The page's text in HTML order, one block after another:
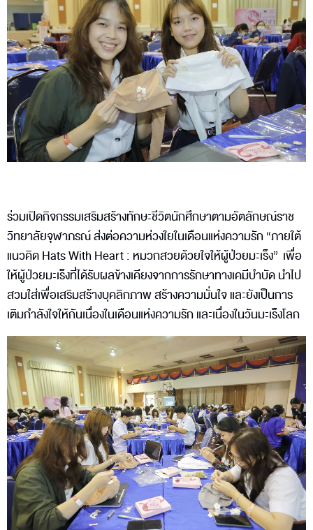
ร่วมเปิดกิจกรรมเสริมสร้างทักษะชีวิตนักศึกษาตามอัตลักษณ์ราช
วิทยาลัยจุฬาภรณ์ ส่งต่อความห่วงใยในเดือนแห่งความรัก “ภายใต้
แนวคิด Hats With Heart : หมวกสวยด้วยใจให้ผู้ป่วยมะเร็ง” เพื่อ
ให้ผู้ป่วยมะเร็งที่ได้รับผลข้างเคียงจากการรักษาทางเคมีบำบัด นำไป
สวมใส่เพื่อเสริมสร้างบุคลิกภาพ สร้างความมั่นใจ และยังเป็นการ
เติมกำลังใจให้กันเนื่องในเดือนแห่งความรัก และเนื่องในวันมะเร็งโลก